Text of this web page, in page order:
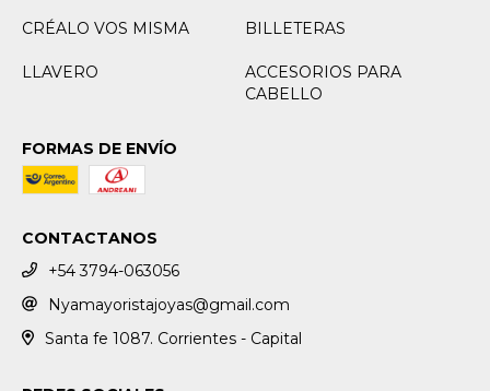
CRÉALO VOS MISMA BILLETERAS
LLAVERO
ACCESORIOS PARA
CABELLO
FORMAS DE ENVÍO
CONTACTANOS
+54 3794-063056
Nyamayoristajoyas@gmail.com
Santa fe 1087. Corrientes - Capital